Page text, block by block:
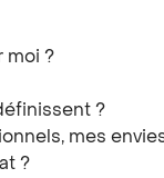
moi ?
?
mes
?